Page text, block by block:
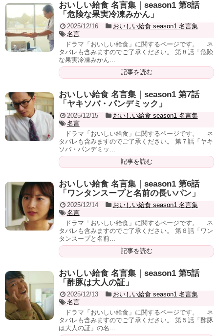
おいしい給食 名言集｜season1 第8話
「危険な果実冷凍みかん」
2025/12/16
おいしい給食 season1 名言集
名言
ドラマ「おいしい給食」に関するページです。 ネ
タバレも含みますのでご了承ください。 第８話「危険
な果実冷凍みかん...
記事を読む
おいしい給食 名言集｜season1 第7話
「ヤキソバ・パンデミック」
2025/12/15
おいしい給食 season1 名言集
名言
ドラマ「おいしい給食」に関するページです。 ネ
タバレも含みますのでご了承ください。 第７話「ヤキ
ソバ・パンデミッ...
記事を読む
おいしい給食 名言集｜season1 第6話
「ワンタンスープと名前の長いパン」
2025/12/14
おいしい給食 season1 名言集
名言
ドラマ「おいしい給食」に関するページです。 ネ
タバレも含みますのでご了承ください。 第６話「ワン
タンスープと名前...
記事を読む
おいしい給食 名言集｜season1 第5話
「酢豚は大人の証」
2025/12/13
おいしい給食 season1 名言集
名言
ドラマ「おいしい給食」に関するページです。 ネ
タバレも含みますのでご了承ください。 第５話「酢豚
は大人の証」の名...